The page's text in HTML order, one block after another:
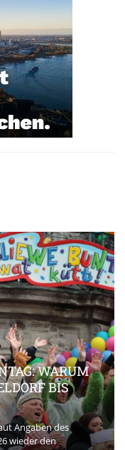
WARUM
BIS
Angaben des
wieder den